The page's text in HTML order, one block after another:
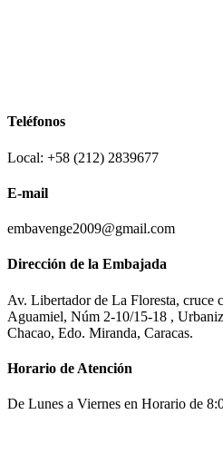
Teléfonos
Local: +58 (212) 2839677
E-mail
embavenge2009@gmail.com
Dirección de la Embajada
Av. Libertador de La Floresta, cruce
Aguamiel, Núm 2-10/15-18 ,
Chacao, Edo. Miranda, Caracas.
Horario de Atención
De Lunes a Viernes en Horario de